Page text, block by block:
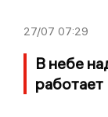
27/07 07:29
В небе